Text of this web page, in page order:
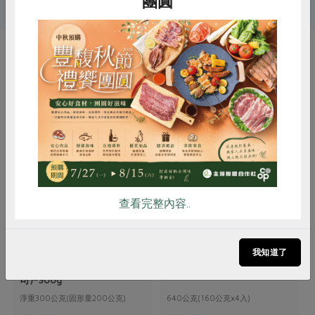
你可能有興趣的產品
司)-300g
淨重300公克(固形量200公克)
漢典食品股份有限公司
紫米八寶粽(漢典)-160g*4入
640公克(160公克x4入)
惜食 RPET 食譜 減硝酸鹽
雞蛋 食安 共同購買
查看完整內容..
我知道了